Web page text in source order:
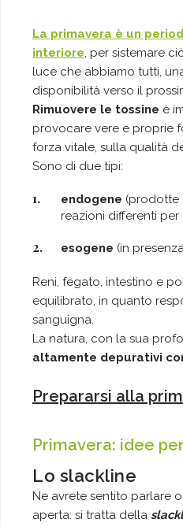
La primavera è un
interiore, per sistemare
luce che abbiamo tutti,
disponibilità verso il
Rimuovere le tossine è
provocare vere e proprie
forza vitale, sulla qualità
Sono di due tipi:
endogene (prodotte
reazioni differenti
esogene (in
Reni, fegato, intestino e
equilibrato, in quanto
sanguigna.
La natura, con la sua
altamente depurativi
Prepararsi alla
Primavera: idee
Lo slackline
Ne avrete sentito parlare
aperta: si tratta della